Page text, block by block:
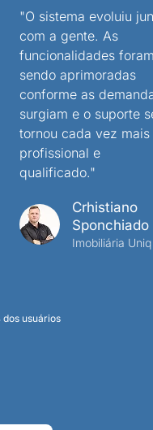
"O sistema evoluiu
com a gente. As
funcionalidades
sendo aprimoradas
conforme as
surgiam e o suporte
tornou cada vez mais
profissional e
qualificado."
Crhistiano
Sponchiado
Imobiliária Uniq
dos usuários